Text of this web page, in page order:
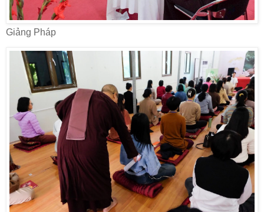
Giảng Pháp